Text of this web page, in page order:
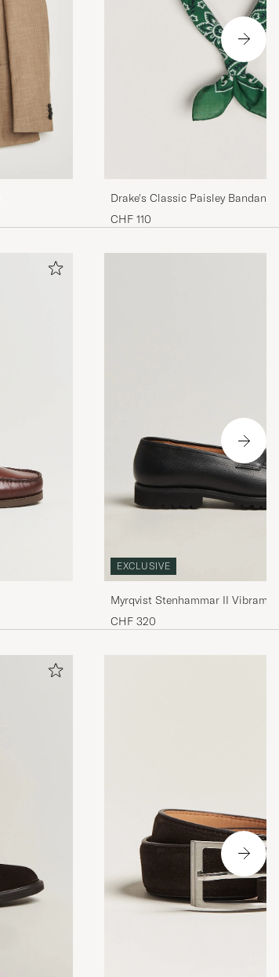
Drake's Classic Paisley Bandana
CHF 110
EXCLUSIVE
Myrqvist Stenhammar II Vibram
Grained Calf
CHF 320